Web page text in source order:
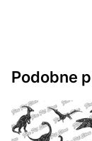
zawsze
Podobne